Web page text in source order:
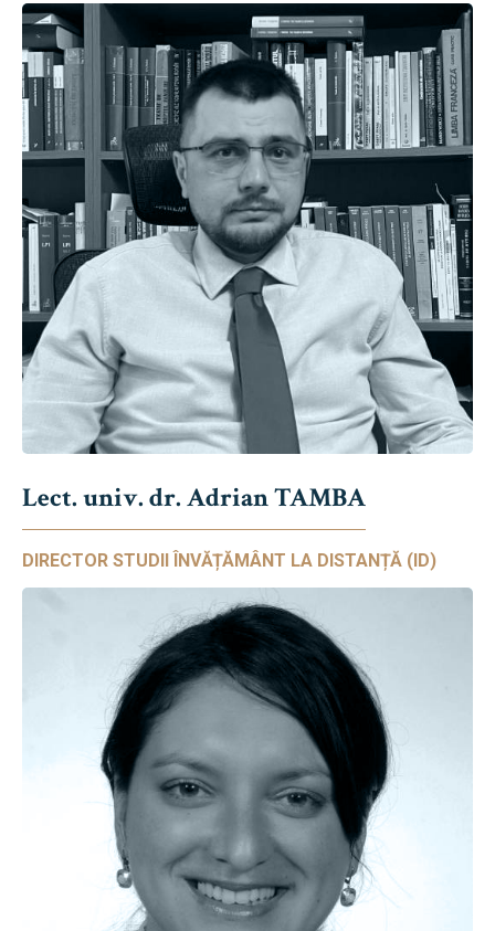
Lect. univ. dr. Adrian TAMBA
DIRECTOR STUDII ÎNVĂȚĂMÂNT LA DISTANȚĂ (ID)